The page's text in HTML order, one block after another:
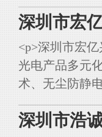
深圳市宏
<p>深圳市宏
光电产品多元
术、无尘防静
深圳市浩